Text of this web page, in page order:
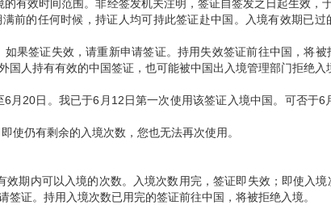
有效时间范围。非经签发机关注明，签证自签发之日起生效，
前的任何时候，持证人均可持此签证赴中国。入境有效期已
果签证失效，请重新申请签证。持用失效签证前往中国，将
人持有有效的中国签证，也可能被中国出入境管理部门拒绝入
6 月 20日。我已于6 月 12日第一次使用该签证入境中国。可否于6
使仍有剩余的入境次数，您也无法再次使用。
期内可以入境的次数。入境次数用完，签证即失效；即使入
证。持用入境次数已用完的签证前往中国，将被拒绝入境。